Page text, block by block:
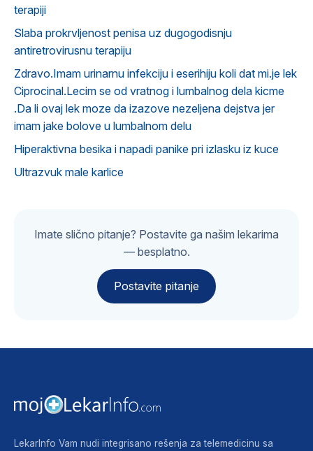
terapiji
Slaba prokrvljenost penisa uz dugogodisnju
antiretrovirusnu terapiju
Zdravo.Imam urinarnu infekciju i eserihiju koli dat mi.je lek
Ciprocinal.Lecim se od vratnog i lumbalnog dela kicme
.Da li ovaj lek moze da izazove nezeljena dejstva jer
imam jake bolove u lumbalnom delu
Hiperaktivna besika i napadi panike pri izlasku iz kuce
Ultrazvuk male karlice
Imate slično pitanje? Postavite ga našim lekarima
— besplatno.
Postavite pitanje
LekarInfo Vam nudi integrisano rešenja za telemedicinu sa